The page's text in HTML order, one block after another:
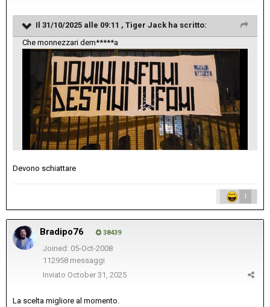
Il 31/10/2025 alle 09:11 , Tiger Jack ha scritto:
Che monnezzari dem*****a
Devono schiattare
1
Bradipo76 38439
Joined: 05-Oct-2008
112958 messaggi
Inviato October 31, 2025
La scelta migliore al momento.